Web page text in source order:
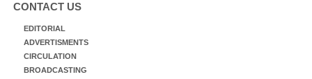
CONTACT US
EDITORIAL
ADVERTISMENTS
CIRCULATION
BROADCASTING